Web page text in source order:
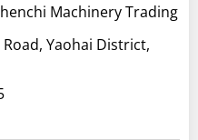
Machinery Trading
Yaohai District,